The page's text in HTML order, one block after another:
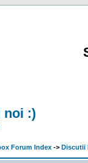
noi :)
Forum Index -> Discutii